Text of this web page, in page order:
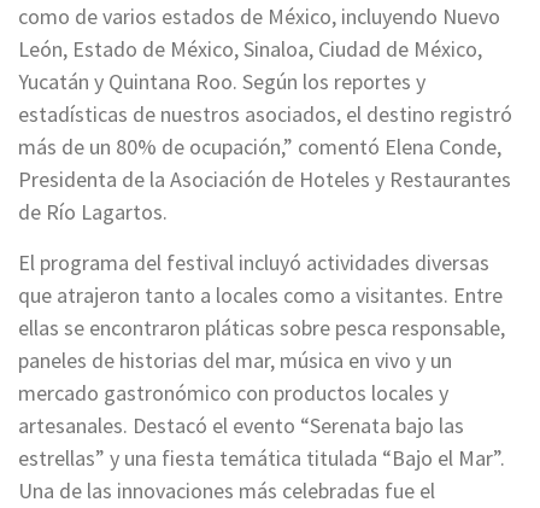
como de varios estados de México, incluyendo Nuevo
León, Estado de México, Sinaloa, Ciudad de México,
Yucatán y Quintana Roo. Según los reportes y
estadísticas de nuestros asociados, el destino registró
más de un 80% de ocupación,” comentó Elena Conde,
Presidenta de la Asociación de Hoteles y Restaurantes
de Río Lagartos.
El programa del festival incluyó actividades diversas
que atrajeron tanto a locales como a visitantes. Entre
ellas se encontraron pláticas sobre pesca responsable,
paneles de historias del mar, música en vivo y un
mercado gastronómico con productos locales y
artesanales. Destacó el evento “Serenata bajo las
estrellas” y una fiesta temática titulada “Bajo el Mar”.
Una de las innovaciones más celebradas fue el